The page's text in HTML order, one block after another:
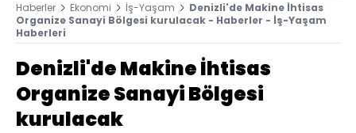
Haberler Ekonomi İş-Yaşam
Denizli'de Makine İhtisas
Organize Sanayi Bölgesi kurulacak - Haberler - İş-Yaşam
Haberleri
Denizli'de Makine İhtisas
Organize Sanayi Bölgesi
kurulacak